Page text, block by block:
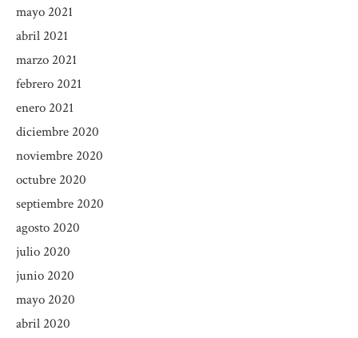
mayo 2021
abril 2021
marzo 2021
febrero 2021
enero 2021
diciembre 2020
noviembre 2020
octubre 2020
septiembre 2020
agosto 2020
julio 2020
junio 2020
mayo 2020
abril 2020